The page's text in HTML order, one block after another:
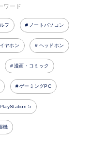
ワード
フ ノートパソコン
イヤホン ヘッドホン
漫画・コミック
ゲーミングPC
PlayStation 5
機